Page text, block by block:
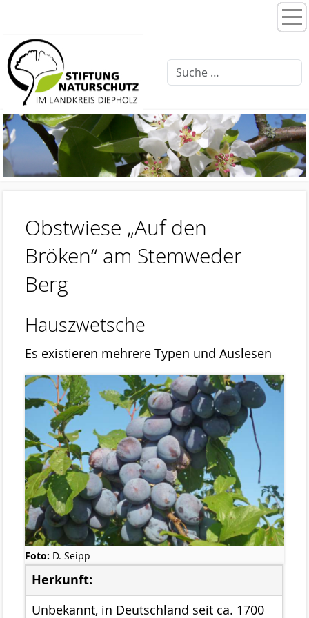
Home
Stiftungsprogramme
Moorentwicklung 3.0
Schlattprogramm
Fließgewässerrenaturierung
Ellernbäke
Brammer Bach
Feuchtwiesenpflege
Artenschutz
Stemweder Berg
Obstwiese „Auf den Bröken“
Sortenliste/Pflanzplan
Entwicklung von Obstwiesen in NW-
Deutschland
Heideentwicklung
Schulexkursionen
Projektdokumentation
Wildblumenprogramm
Veröffentlichungen
Naturschätze im Landkreis Diepholz
Obstwiese „Auf den
Bröken“ am Stemweder
Berg
Hauszwetsche
Es existieren mehrere Typen und Auslesen
Foto: D. Seipp
Herkunft:
Unbekannt, in Deutschland seit ca. 1700